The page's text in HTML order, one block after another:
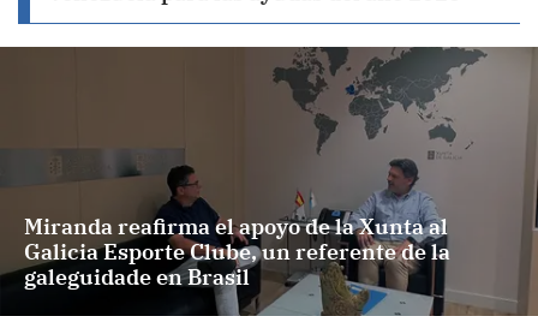
Miranda reafirma el apoyo de la Xunta al
Galicia Esporte Clube, un referente de la
galeguidade en Brasil